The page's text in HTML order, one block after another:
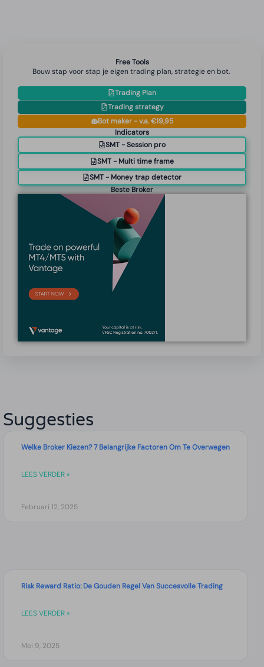
Free Tools
Bouw stap voor stap je eigen trading plan, strategie en bot.
Trading Plan
Trading strategy
Bot maker - v.a. €19,95
Indicators
SMT - Session pro
SMT - Multi time frame
SMT - Money trap detector
Beste Broker
Suggesties
Welke Broker Kiezen? 7 Belangrijke Factoren Om Te Overwegen
LEES VERDER »
Februari 12, 2025
Risk Reward Ratio: De Gouden Regel Van Succesvolle Trading
LEES VERDER »
Mei 9, 2025